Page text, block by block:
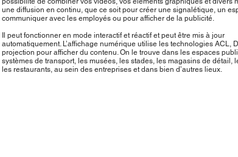
une diffusion en continu, que ce soit pour créer une signalétique, un
communiquer avec les employés ou pour afficher de la publicité.
Il peut fonctionner en mode interactif et réactif et peut être mis à jour
automatiquement. L’affichage numérique utilise les technologies ACL,
projection pour afficher du contenu. On le trouve dans les espaces
systèmes de transport, les musées, les stades, les magasins de détail,
les restaurants, au sein des entreprises et dans bien d’autres lieux.